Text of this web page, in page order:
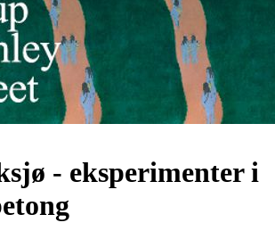
- eksperimenter i